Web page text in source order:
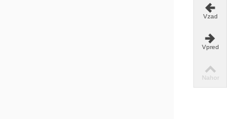
Vzad
Vpred
Nahor